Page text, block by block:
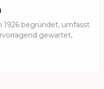
1926 begründet, umfasst
gewartet,